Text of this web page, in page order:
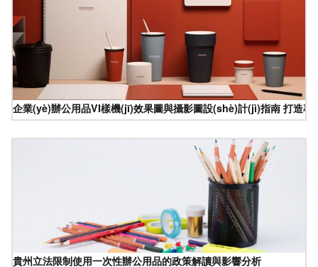
企業(yè)辦公用品VI樣機(jī)效果圖與攝影圖設(shè)計(jì)指南 打造專
貴州立法限制使用一次性辦公用品的政策解讀與影響分析